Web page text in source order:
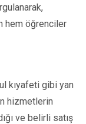
hem öğrenciler
kıyafeti gibi yan
hizmetlerin
ve belirli satış